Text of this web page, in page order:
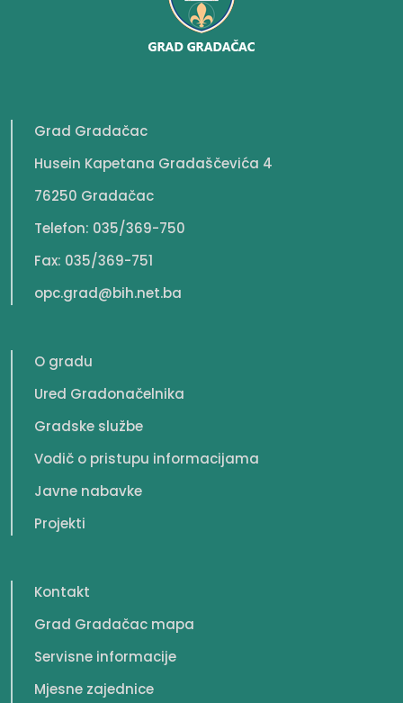
Grad Gradačac
Husein Kapetana Gradaščevića 4
76250 Gradačac
Telefon: 035/369-750
Fax: 035/369-751
opc.grad@bih.net.ba
O gradu
Ured Gradonačelnika
Gradske službe
Vodič o pristupu informacijama
Javne nabavke
Projekti
Kontakt
Grad Gradačac mapa
Servisne informacije
Mjesne zajednice